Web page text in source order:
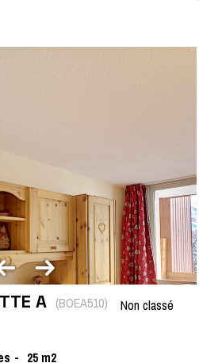
A (BOEA510) Non classé
25 m2